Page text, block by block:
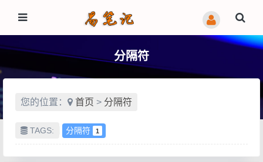
分隔符
您的位置： 首页 > 分隔符
TAGS: 分隔符 1